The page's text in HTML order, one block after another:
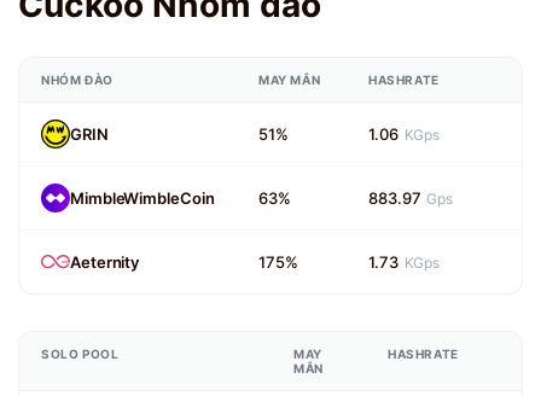
NHÓM ĐÀO MAY MẮN HASHRATE
GRIN 51% 1.06 KGps
MimbleWimbleCoin 63% 883.97 Gps
Aeternity 175% 1.73 KGps
SOLO POOL
MAY
MẮN
HASHRATE